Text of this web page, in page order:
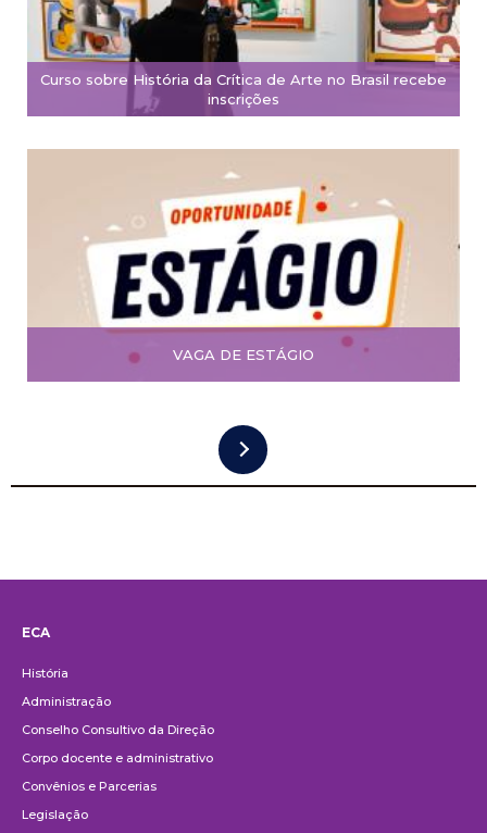
Curso sobre História da Crítica de Arte no Brasil recebe
inscrições
VAGA DE ESTÁGIO
ECA
História
Administração
Conselho Consultivo da Direção
Corpo docente e administrativo
Convênios e Parcerias
Legislação